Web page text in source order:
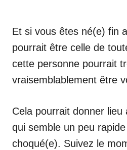
Et si vous êtes né(e) fin
pourrait être celle de
cette personne pourrait
vraisemblablement être
Cela pourrait donner lieu
qui semble un peu
choqué(e). Suivez le